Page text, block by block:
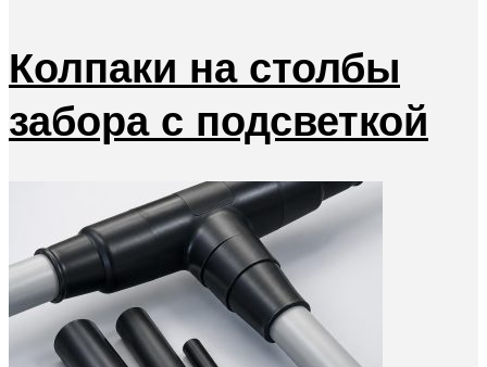
Колпаки на столбы
забора с подсветкой